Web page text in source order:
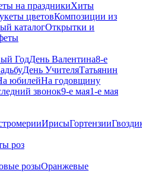
на праздникиХиты
цветовКомпозиции из
каталогОткрытки и
ГодДень Валентина8-е
День УчителяТатьянин
юбилейНа годовщину
звонок9-е мая1-е мая
ИрисыГортензии
роз
розыОранжевые